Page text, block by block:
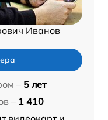
Иванов
– 5 лет
– 1 410